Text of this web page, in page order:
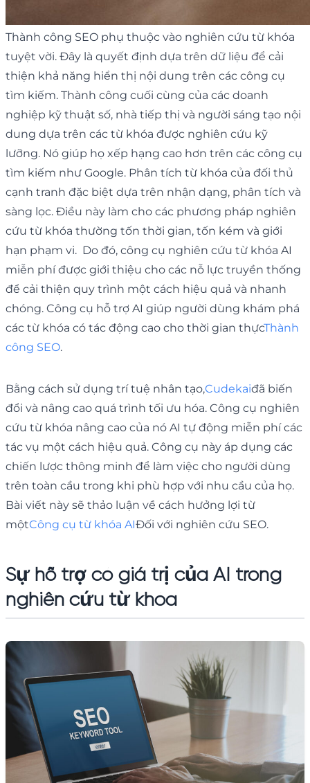
Thành công SEO phụ thuộc vào nghiên cứu từ khóa
tuyệt vời. Đây là quyết định dựa trên dữ liệu để cải
thiện khả năng hiển thị nội dung trên các công cụ
tìm kiếm. Thành công cuối cùng của các doanh
nghiệp kỹ thuật số, nhà tiếp thị và người sáng tạo nội
dung dựa trên các từ khóa được nghiên cứu kỹ
lưỡng. Nó giúp họ xếp hạng cao hơn trên các công cụ
tìm kiếm như Google. Phân tích từ khóa của đối thủ
cạnh tranh đặc biệt dựa trên nhận dạng, phân tích và
sàng lọc. Điều này làm cho các phương pháp nghiên
cứu từ khóa thường tốn thời gian, tốn kém và giới
hạn phạm vi. Do đó, công cụ nghiên cứu từ khóa AI
miễn phí được giới thiệu cho các nỗ lực truyền thống
để cải thiện quy trình một cách hiệu quả và nhanh
chóng. Công cụ hỗ trợ AI giúp người dùng khám phá
các từ khóa có tác động cao cho thời gian thựcThành
công SEO.
Bằng cách sử dụng trí tuệ nhân tạo,Cudekaiđã biến
đổi và nâng cao quá trình tối ưu hóa. Công cụ nghiên
cứu từ khóa nâng cao của nó AI tự động miễn phí các
tác vụ một cách hiệu quả. Công cụ này áp dụng các
chiến lược thông minh để làm việc cho người dùng
trên toàn cầu trong khi phù hợp với nhu cầu của họ.
Bài viết này sẽ thảo luận về cách hưởng lợi từ
mộtCông cụ từ khóa AIĐối với nghiên cứu SEO.
Sự hỗ trợ có giá trị của AI trong
nghiên cứu từ khóa